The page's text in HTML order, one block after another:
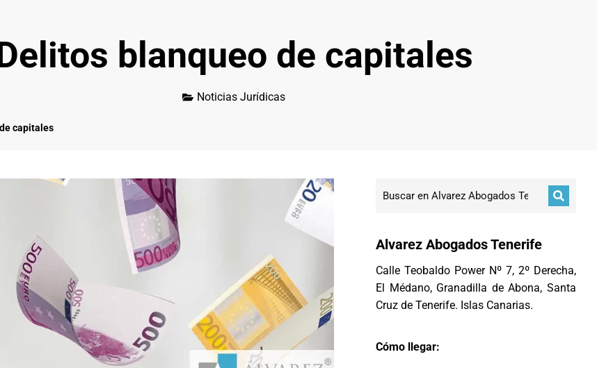
blanqueo de capitales
Noticias Jurídicas
capitales
Alvarez Abogados Tenerife
Calle Teobaldo Power Nº 7, 2º Derecha,
El Médano, Granadilla de Abona, Santa
Cruz de Tenerife. Islas Canarias.
Cómo llegar: